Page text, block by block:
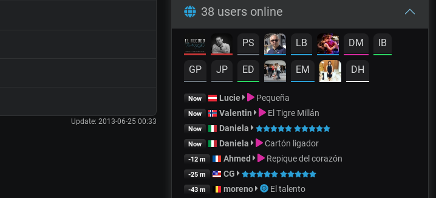
Update: 2013-06-25 00:33
38 users online
PS LB DM IB
GP JP ED EM DH
Now Lucie Pequeña
Now Valentin El Tigre Millán
Now Daniela
Now Daniela Cartón ligador
-12 m Ahmed Repique del corazón
-25 m CG
-43 m moreno El talento